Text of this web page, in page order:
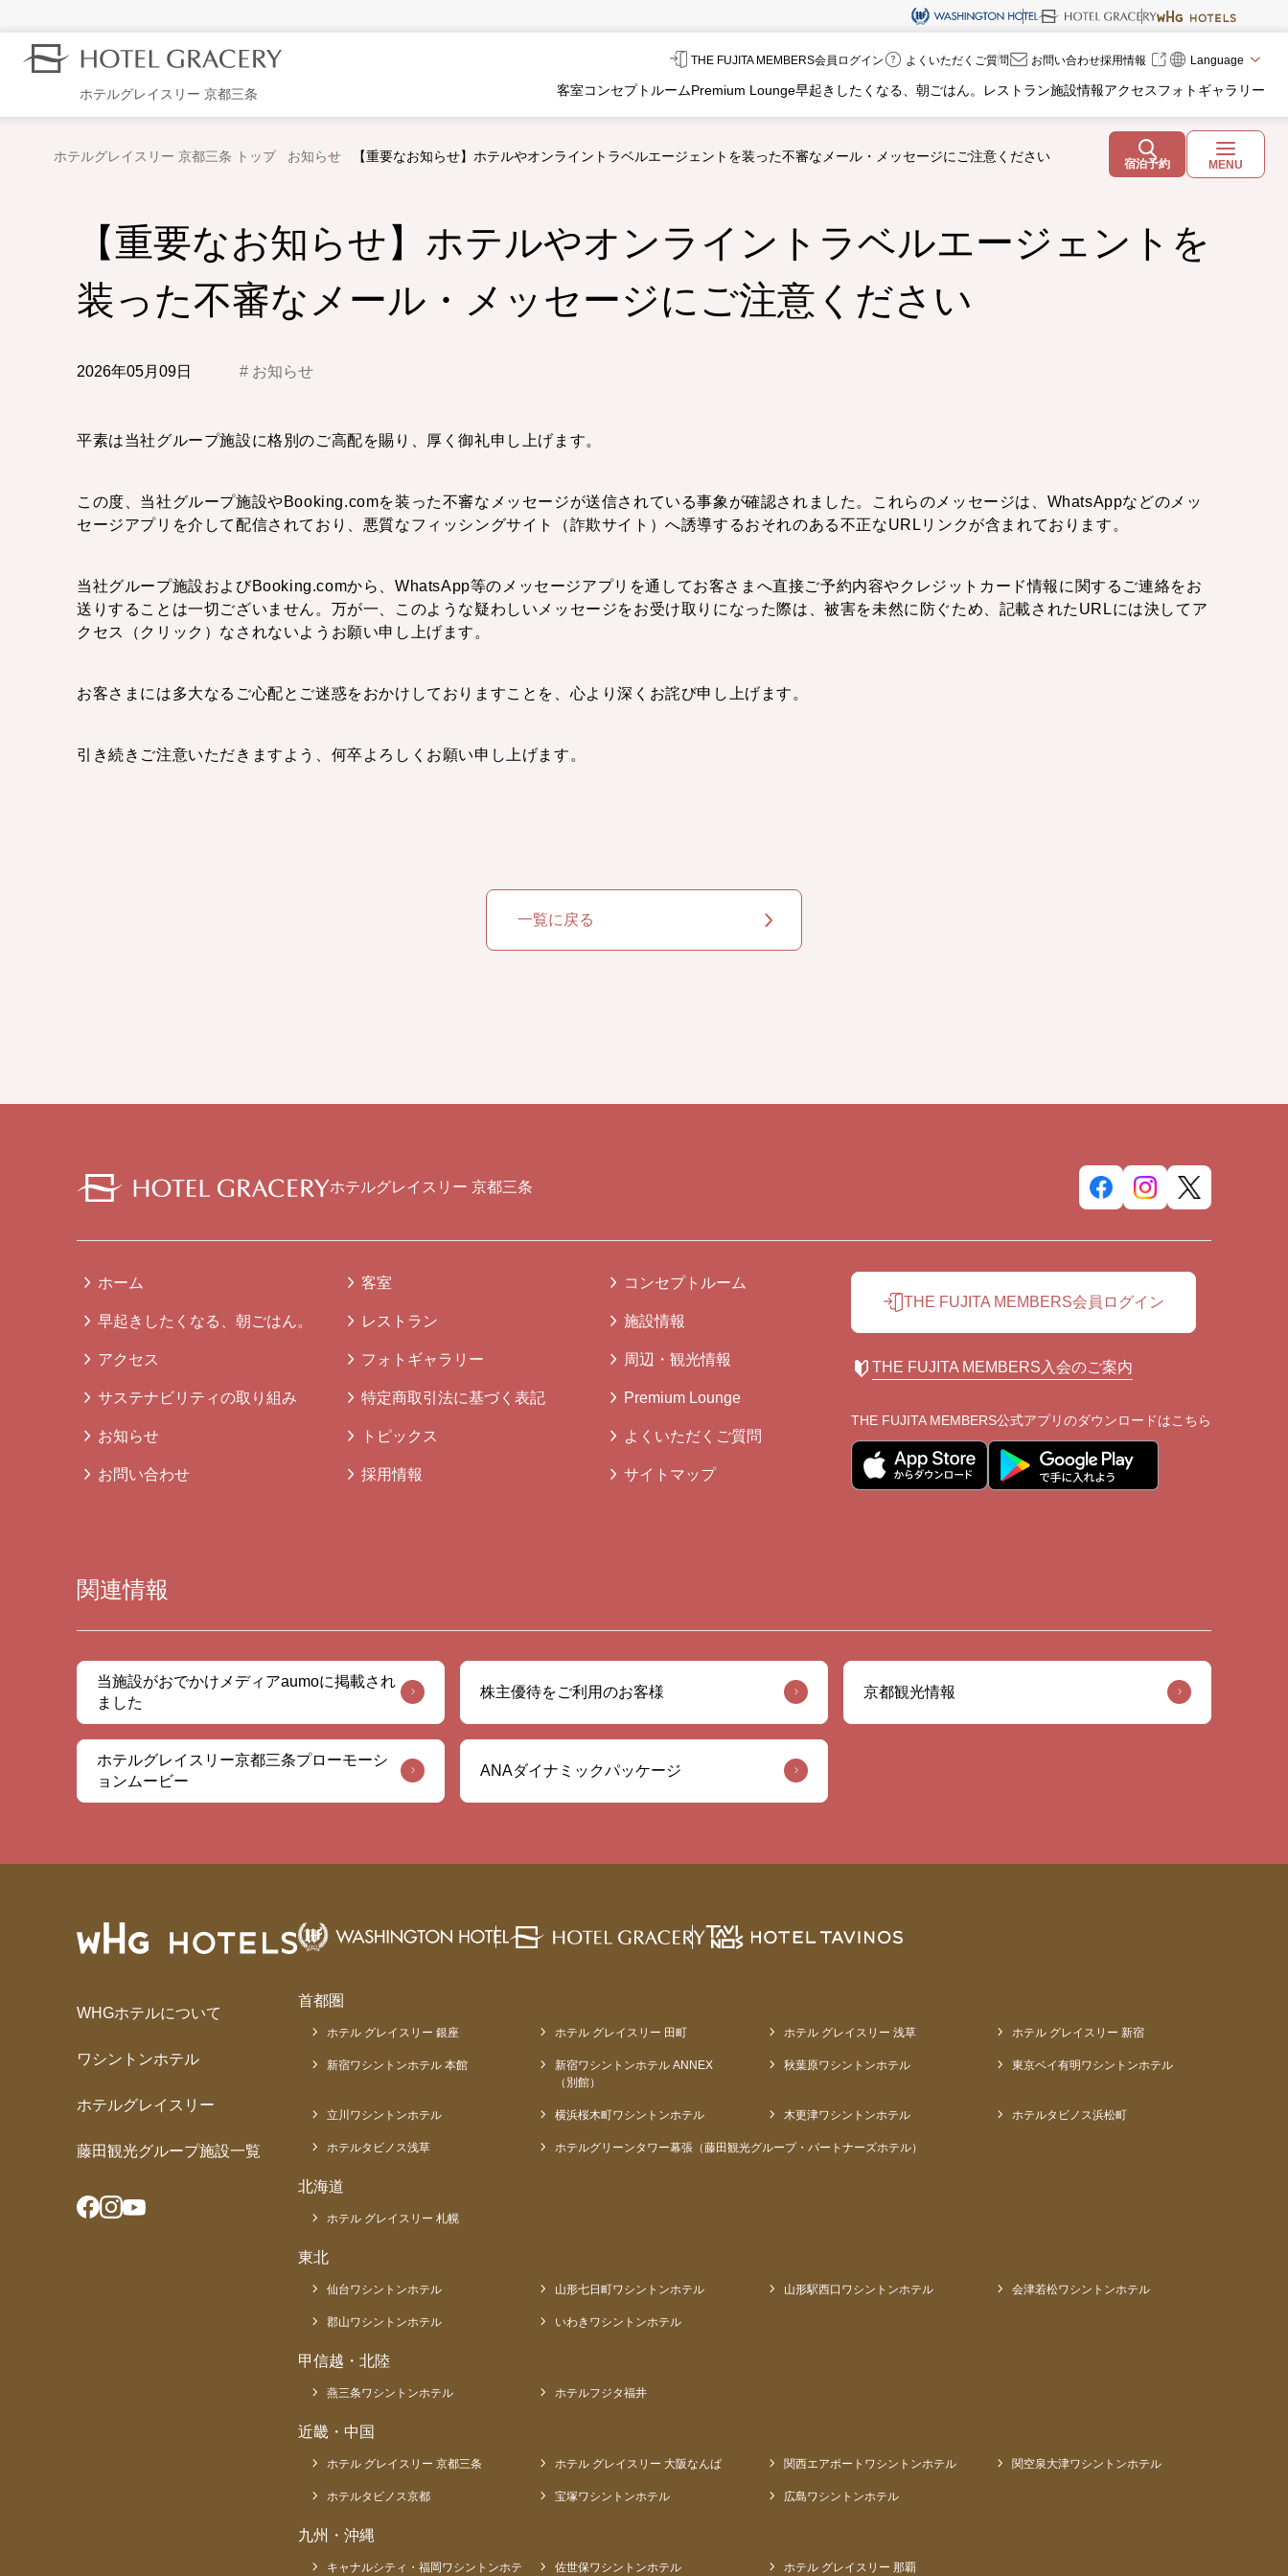
THE FUJITA MEMBERS会員ログイン よくいただくご質問 お問い合わせ採用情報 Language
ホテルグレイスリー 京都三条 客室コンセプトルームPremium Lounge早起きしたくなる、朝ごはん。 レストラン施設情報アクセスフォトギャラリー
宿泊予約 MENU
ホテルグレイスリー 京都三条 トップ お知らせ 【重要なお知らせ】ホテルやオンライントラベルエージェントを装った不審なメール・メッセージにご注意ください
【重要なお知らせ】ホテルやオンライントラベルエージェントを
装った不審なメール・メッセージにご注意ください
2026年05月09日 お知らせ
平素は当社グループ施設に格別のご高配を賜り、厚く御礼申し上げます。
この度、当社グループ施設やBooking.comを装った不審なメッセージが送信されている事象が確認されました。これらのメッセージは、WhatsAppなどのメッ
セージアプリを介して配信されており、悪質なフィッシングサイト（詐欺サイト）へ誘導するおそれのある不正なURLリンクが含まれております。
当社グループ施設およびBooking.comから、WhatsApp等のメッセージアプリを通してお客さまへ直接ご予約内容やクレジットカード情報に関するご連絡をお
送りすることは一切ございません。万が一、このような疑わしいメッセージをお受け取りになった際は、被害を未然に防ぐため、記載されたURLには決してア
クセス（クリック）なされないようお願い申し上げます。
お客さまには多大なるご心配とご迷惑をおかけしておりますことを、心より深くお詫び申し上げます。
引き続きご注意いただきますよう、何卒よろしくお願い申し上げます。
一覧に戻る
ホテルグレイスリー 京都三条
ホーム 客室 コンセプトルーム
早起きしたくなる、朝ごはん。 レストラン 施設情報
アクセス フォトギャラリー 周辺・観光情報
サステナビリティの取り組み 特定商取引法に基づく表記 Premium Lounge
お知らせ トピックス よくいただくご質問
お問い合わせ 採用情報 サイトマップ
THE FUJITA MEMBERS会員ログイン
THE FUJITA MEMBERS入会のご案内
THE FUJITA MEMBERS公式アプリのダウンロードはこちら
関連情報
当施設がおでかけメディアaumoに掲載され
ました
株主優待をご利用のお客様 京都観光情報
ホテルグレイスリー京都三条プローモーシ
ョンムービー
ANAダイナミックパッケージ
WHGホテルについて
ワシントンホテル
ホテルグレイスリー
藤田観光グループ施設一覧
首都圏
ホテル グレイスリー 銀座 ホテル グレイスリー 田町 ホテル グレイスリー 浅草 ホテル グレイスリー 新宿
新宿ワシントンホテル 本館
新宿ワシントンホテル ANNEX
（別館）
秋葉原ワシントンホテル 東京ベイ有明ワシントンホテル
立川ワシントンホテル 横浜桜木町ワシントンホテル 木更津ワシントンホテル ホテルタビノス浜松町
ホテルタビノス浅草 ホテルグリーンタワー幕張（藤田観光グループ・パートナーズホテル）
北海道
ホテル グレイスリー 札幌
東北
仙台ワシントンホテル 山形七日町ワシントンホテル 山形駅西口ワシントンホテル 会津若松ワシントンホテル
郡山ワシントンホテル いわきワシントンホテル
甲信越・北陸
燕三条ワシントンホテル ホテルフジタ福井
近畿・中国
ホテル グレイスリー 京都三条 ホテル グレイスリー 大阪なんば 関西エアポートワシントンホテル 関空泉大津ワシントンホテル
ホテルタビノス京都 宝塚ワシントンホテル 広島ワシントンホテル
九州・沖縄
キャナルシティ・福岡ワシントンホテ 佐世保ワシントンホテル ホテル グレイスリー 那覇